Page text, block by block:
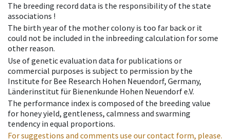
The breeding record data is the responsibility of the state
associations !
The birth year of the mother colony is too far back or it
could not be included in the inbreeding calculation for some
other reason.
Use of genetic evaluation data for publications or
commercial purposes is subject to permission by the
Institute for Bee Research Hohen Neuendorf, Germany,
Länderinstitut für Bienenkunde Hohen Neuendorf e.V.
The performance index is composed of the breeding value
for honey yield, gentleness, calmness and swarming
tendency in equal proportions.
For suggestions and comments use our contact form, please.